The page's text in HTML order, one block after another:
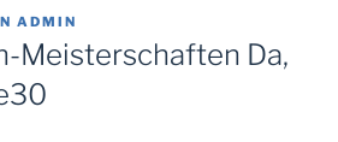
ADMIN
Meisterschaften Da,